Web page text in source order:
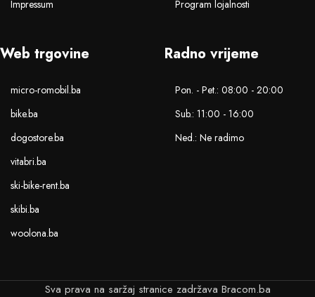
Impressum
Program lojalnosti
Web trgovine
micro-romobil.ba
bike.ba
dogostore.ba
vitabri.ba
ski-bike-rent.ba
skibi.ba
woolona.ba
Radno vrijeme
Pon. - Pet.: 08:00 - 20:00
Sub.: 11:00 - 16:00
Ned.: Ne radimo
Sva prava na saržaj stranice zadržava Bracom.ba